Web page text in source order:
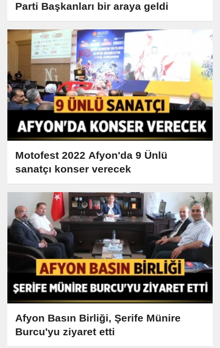
Parti Başkanları bir araya geldi
Motofest 2022 Afyon'da 9 Ünlü
sanatçı konser verecek
Afyon Basın Birliği, Şerife Münire
Burcu'yu ziyaret etti